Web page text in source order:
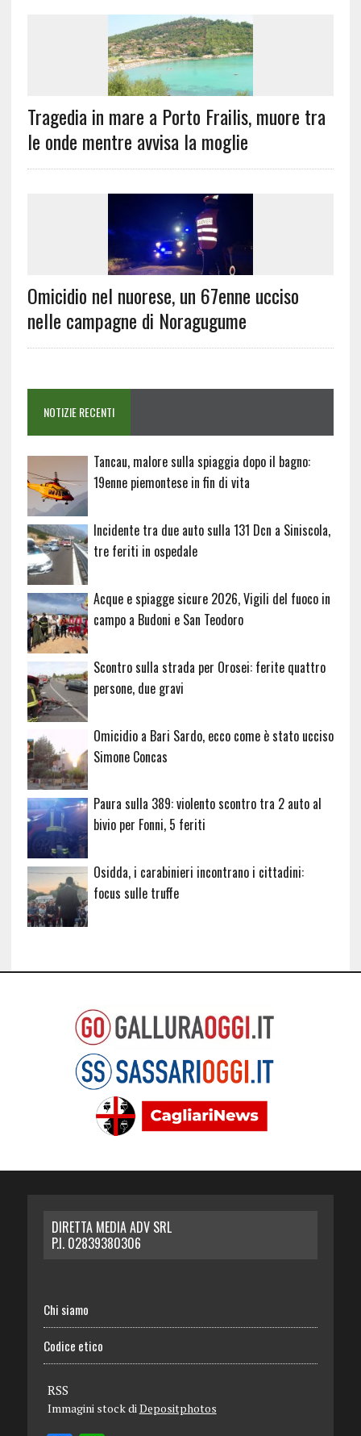
Tragedia in mare a Porto Frailis, muore tra
le onde mentre avvisa la moglie
Omicidio nel nuorese, un 67enne ucciso
nelle campagne di Noragugume
NOTIZIE RECENTI
Tancau, malore sulla spiaggia dopo il bagno:
19enne piemontese in fin di vita
Incidente tra due auto sulla 131 Dcn a Siniscola,
tre feriti in ospedale
Acque e spiagge sicure 2026, Vigili del fuoco in
campo a Budoni e San Teodoro
Scontro sulla strada per Orosei: ferite quattro
persone, due gravi
Omicidio a Bari Sardo, ecco come è stato ucciso
Simone Concas
Paura sulla 389: violento scontro tra 2 auto al
bivio per Fonni, 5 feriti
Osidda, i carabinieri incontrano i cittadini:
focus sulle truffe
DIRETTA MEDIA ADV SRL
P.I. 02839380306
Chi siamo
Codice etico
RSS
Immagini stock diDepositphotos